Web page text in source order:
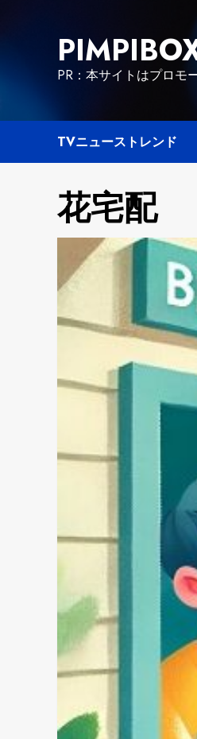
PR：本サイトはプロモ
TVニューストレンド
花宅配